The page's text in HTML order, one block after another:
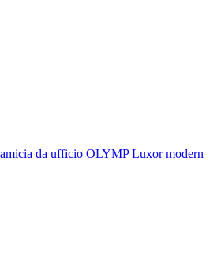
da ufficio OLYMP Luxor modern